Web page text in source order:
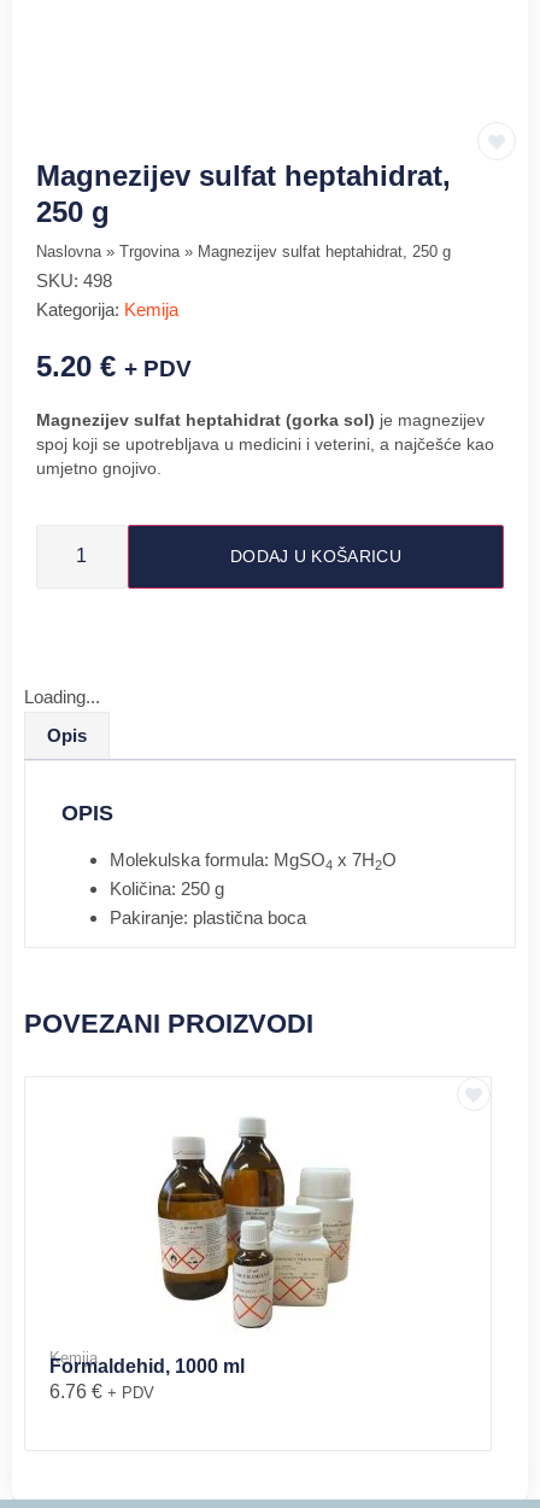
Magnezijev sulfat heptahidrat,
250 g
Naslovna » Trgovina » Magnezijev sulfat heptahidrat, 250 g
SKU: 498
Kategorija: Kemija
5.20 € + PDV
Magnezijev sulfat heptahidrat (gorka sol) je magnezijev
spoj koji se upotrebljava u medicini i veterini, a najčešće kao
umjetno gnojivo.
DODAJ U KOŠARICU
Loading...
Opis
OPIS
Molekulska formula: MgSO4 x 7H2O
Količina: 250 g
Pakiranje: plastična boca
POVEZANI PROIZVODI
Kemija
Formaldehid, 1000 ml
6.76 € + PDV